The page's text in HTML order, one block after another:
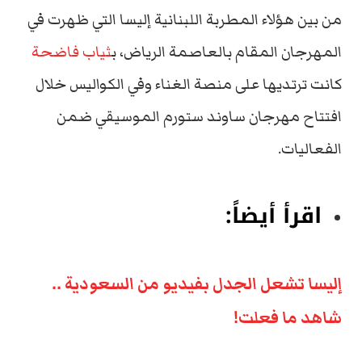
من بين هؤلاء المطربة اللبنانية إليسا التي ظهرت في
المهرجان المقام بالعاصمة الرياض، بثياب فاضحة
كانت ترتديها على منصة الغناء وفي الكواليس خلال
افتتاح مهرجان ساوند ستورم الموسيقي ضمن
الفعاليات.
اقرأ أيضاً:
إليسا تشعل الجدل بفيديو من السعودية ..
شاهد ما فعلت!